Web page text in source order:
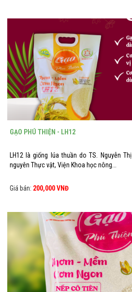
GẠO PHÚ THIỆN - LH12
LH12 là giống lúa thuần do TS. Nguyễn
nguyên Thực vật, Viện Khoa học nông...
Giá bán: 200,000 VNĐ